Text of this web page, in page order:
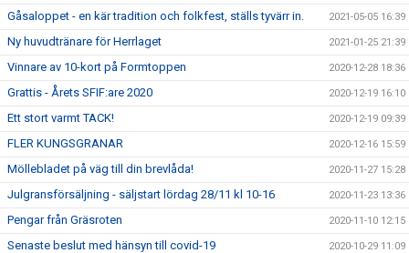
Gåsaloppet - en kär tradition och folkfest, ställs tyvärr in. 2021-05-05 16:39
Ny huvudtränare för Herrlaget 2021-01-25 21:39
Vinnare av 10-kort på Formtoppen 2020-12-28 18:36
Grattis - Årets SFIF:are 2020 2020-12-19 16:10
Ett stort varmt TACK! 2020-12-19 09:39
FLER KUNGSGRANAR 2020-12-16 15:59
Möllebladet på väg till din brevlåda! 2020-11-27 15:28
Julgransförsäljning - säljstart lördag 28/11 kl 10-16 2020-11-23 13:36
Pengar från Gräsroten 2020-11-10 12:15
Senaste beslut med hänsyn till covid-19 2020-10-29 11:09